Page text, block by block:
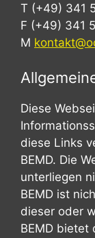
T (+49) 341
F (+49) 341
M
Diese
diese Links
BEMD. Die
unterliegen
BEMD ist
dieser oder
BEMD bietet